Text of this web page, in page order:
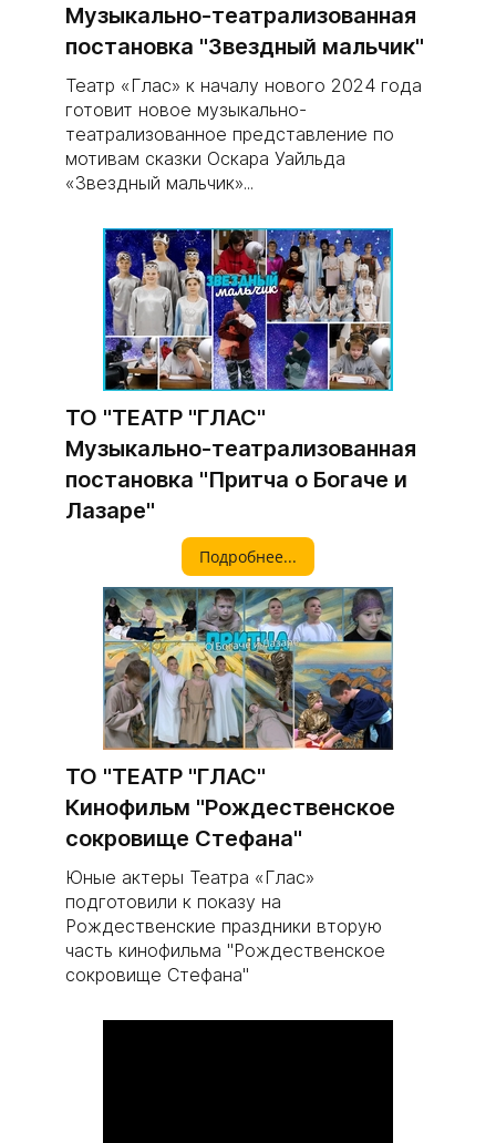
Музыкально-театрализованная
постановка "Звездный мальчик"
Театр «Глас» к началу нового 2024 года
готовит новое музыкально-
театрализованное представление по
мотивам сказки Оскара Уайльда
«Звездный мальчик»...
ТО "ТЕАТР "ГЛАС"
Музыкально-театрализованная
постановка "Притча о Богаче и
Лазаре"
Подробнее...
ТО "ТЕАТР "ГЛАС"
Кинофильм "Рождественское
сокровище Стефана"
Юные актеры Театра «Глас»
подготовили к показу на
Рождественские праздники вторую
часть кинофильма "Рождественское
сокровище Стефана"